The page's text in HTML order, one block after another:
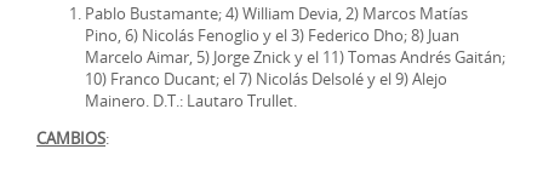
Pablo Bustamante; 4) William Devia, 2) Marcos Matías
Pino, 6) Nicolás Fenoglio y el 3) Federico Dho; 8) Juan
Marcelo Aimar, 5) Jorge Znick y el 11) Tomas Andrés Gaitán;
10) Franco Ducant; el 7) Nicolás Delsolé y el 9) Alejo
Mainero. D.T.: Lautaro Trullet.
CAMBIOS: